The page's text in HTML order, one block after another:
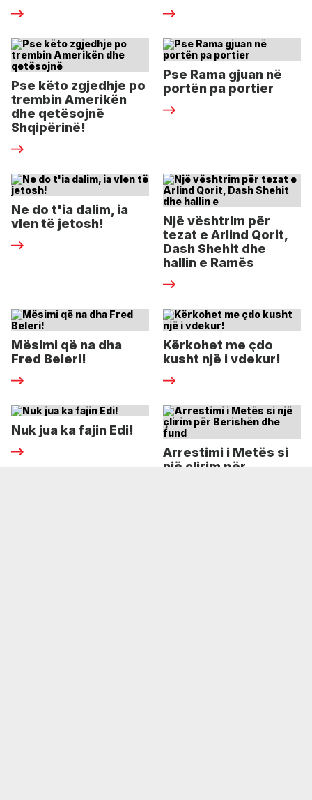
Pse këto zgjedhje po
trembin Amerikën
dhe qetësojnë
Shqipërinë!
Pse Rama gjuan në
portën pa portier
Ne do t'ia dalim, ia
vlen të jetosh!
Një vështrim për
tezat e Arlind Qorit,
Dash Shehit dhe
hallin e Ramës
Mësimi që na dha
Fred Beleri!
Kërkohet me çdo
kusht një i vdekur!
Nuk jua ka fajin Edi!
Arrestimi i Metës si
një çlirim për